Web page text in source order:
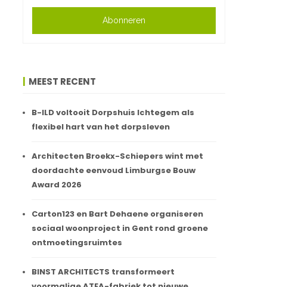
Abonneren
MEEST RECENT
B-ILD voltooit Dorpshuis Ichtegem als
flexibel hart van het dorpsleven
Architecten Broekx-Schiepers wint met
doordachte eenvoud Limburgse Bouw
Award 2026
Carton123 en Bart Dehaene organiseren
sociaal woonproject in Gent rond groene
ontmoetingsruimtes
BINST ARCHITECTS transformeert